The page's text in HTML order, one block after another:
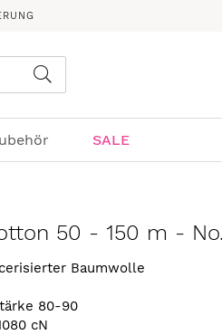
SALE
50 - 150 m -
Baumwolle
80-90
cN